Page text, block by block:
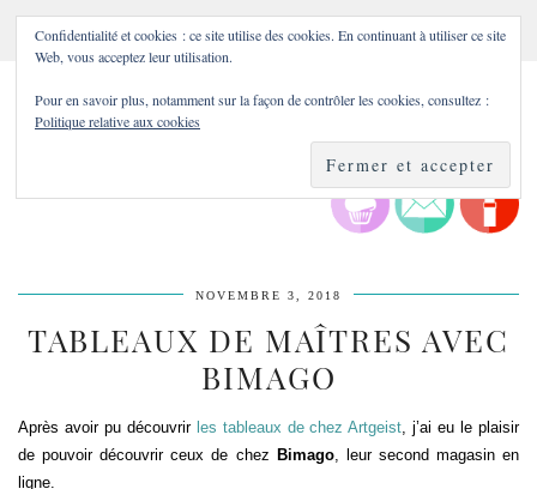
NOVEMBRE 3, 2018
TABLEAUX DE MAÎTRES AVEC
BIMAGO
Après avoir pu découvrir les tableaux de chez Artgeist , j’ai eu le plaisir
de pouvoir découvrir ceux de chez Bimago, leur second magasin en
ligne.
Confidentialité et cookies : ce site utilise des cookies. En continuant à utiliser ce site
Web, vous acceptez leur utilisation.
Pour en savoir plus, notamment sur la façon de contrôler les cookies, consultez :
Politique relative aux cookies